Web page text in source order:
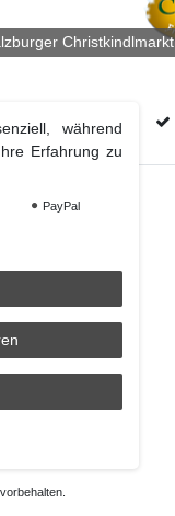
Christkindlmarkt
Percht
während
Erfahrung zu
PayPal